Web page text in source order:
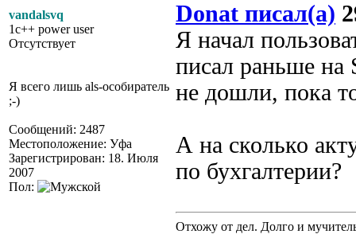
vandalsvq
1c++ power user
Отсутствует
Я всего лишь als-особиратель
;-)
Сообщений: 2487
Местоположение: Уфа
Зарегистрирован: 18. Июля
2007
Пол:
Donat писал(а)
Я начал
писал раньше на
не дошли, пока
А на сколько
по бухгалтерии?
Отхожу от дел. Долго и